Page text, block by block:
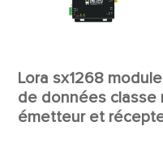
Lora sx1268
de données classe
émetteur et